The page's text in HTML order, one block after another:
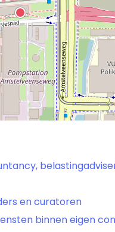
en curatoren
binnen eigen